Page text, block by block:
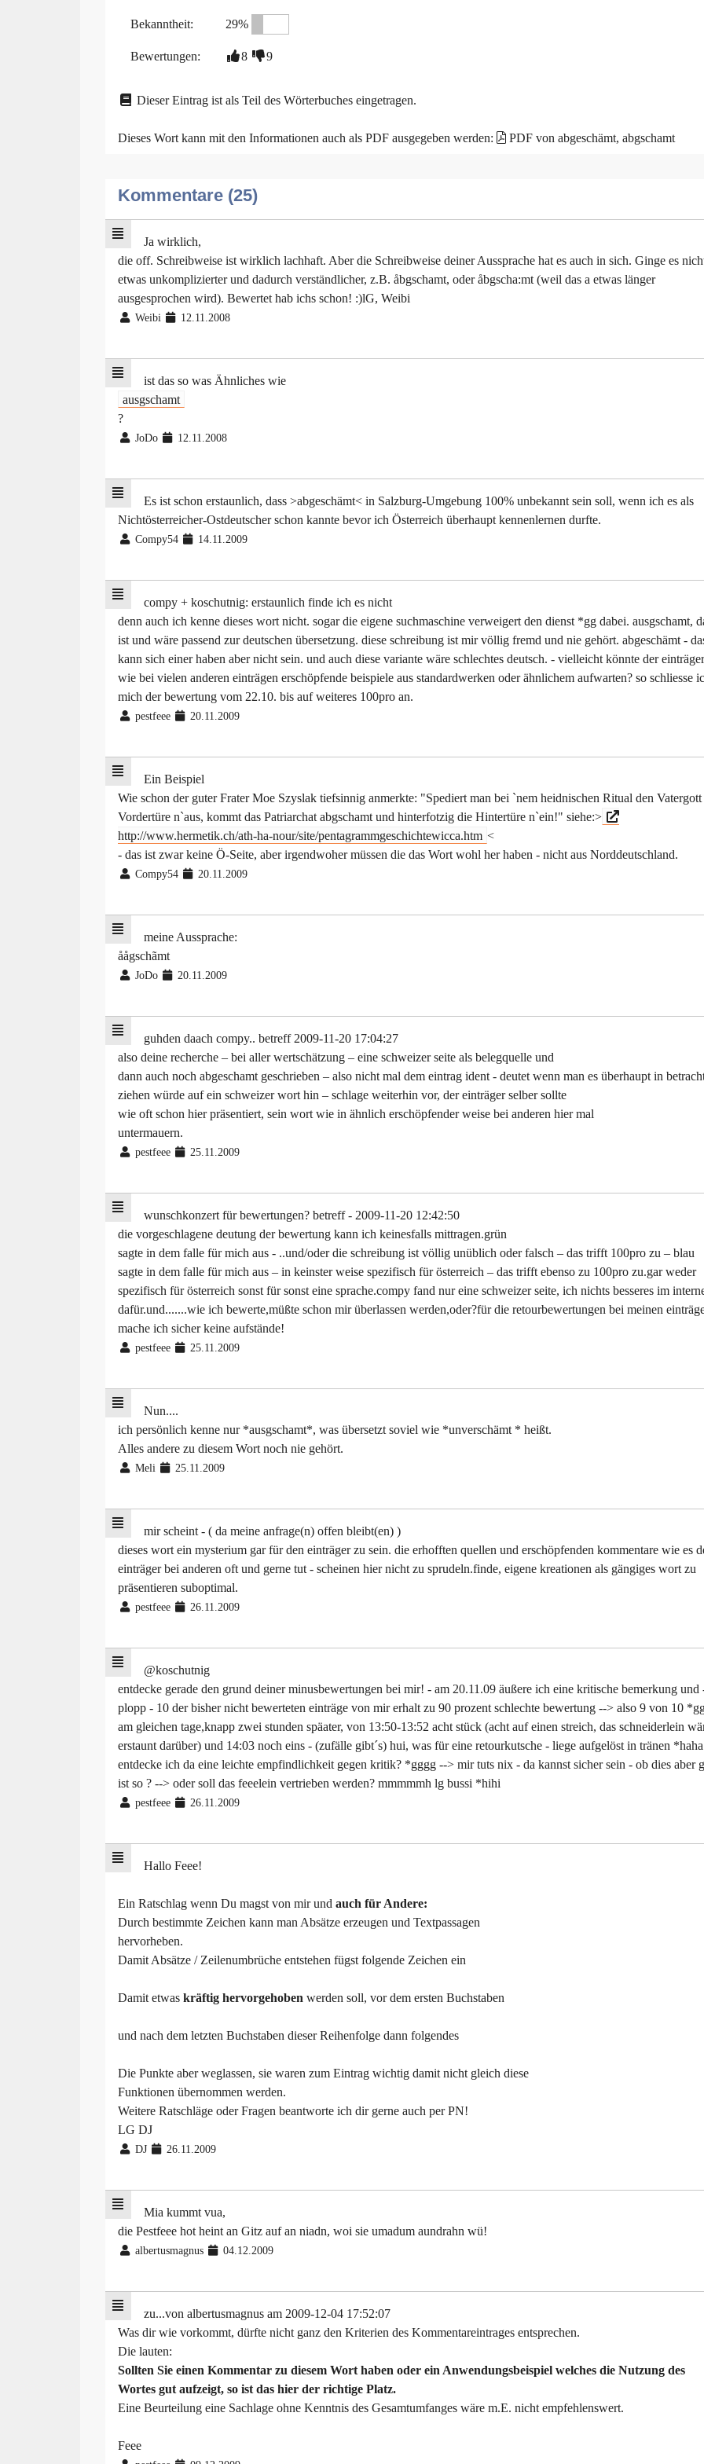
Bekanntheit: 29%
Bewertungen: 8 9
Dieser Eintrag ist als Teil des Wörterbuches eingetragen.
Dieses Wort kann mit den Informationen auch als PDF ausgegeben werden: PDF von abgeschämt, abgschamt
Kommentare (25)
Ja wirklich,
die off. Schreibweise ist wirklich lachhaft. Aber die Schreibweise deiner Aussprache hat es auch in sich. Ginge es
etwas unkomplizierter und dadurch verständlicher, z.B. åbgschamt, oder åbgscha:mt (weil das a etwas länger
ausgesprochen wird). Bewertet hab ichs schon! :)lG, Weibi
Weibi 12.11.2008
ist das so was Ähnliches wie
ausgschamt
?
JoDo 12.11.2008
Es ist schon erstaunlich, dass >abgeschämt< in Salzburg-Umgebung 100% unbekannt sein soll, wenn ich es als
Nichtösterreicher-Ostdeutscher schon kannte bevor ich Österreich überhaupt kennenlernen durfte.
Compy54 14.11.2009
compy + koschutnig: erstaunlich finde ich es nicht
denn auch ich kenne dieses wort nicht. sogar die eigene suchmaschine verweigert den dienst *gg dabei. ausgschamt,
ist und wäre passend zur deutschen übersetzung. diese schreibung ist mir völlig fremd und nie gehört. abgeschämt -
kann sich einer haben aber nicht sein. und auch diese variante wäre schlechtes deutsch. - vielleicht könnte der einträger
wie bei vielen anderen einträgen erschöpfende beispiele aus standardwerken oder ähnlichem aufwarten? so schliesse
mich der bewertung vom 22.10. bis auf weiteres 100pro an.
pestfeee 20.11.2009
Ein Beispiel
Wie schon der guter Frater Moe Szyslak tiefsinnig anmerkte: "Spediert man bei `nem heidnischen Ritual den
Vordertüre n`aus, kommt das Patriarchat abgschamt und hinterfotzig die Hintertüre n`ein!" siehe:>
http://www.hermetik.ch/ath-ha-nour/site/pentagrammgeschichtewicca.htm <
- das ist zwar keine Ö-Seite, aber irgendwoher müssen die das Wort wohl her haben - nicht aus Norddeutschland.
Compy54 20.11.2009
meine Aussprache:
åågschãmt
JoDo 20.11.2009
guhden daach compy.. betreff 2009-11-20 17:04:27
also deine recherche – bei aller wertschätzung – eine schweizer seite als belegquelle und
dann auch noch abgeschamt geschrieben – also nicht mal dem eintrag ident - deutet wenn man es überhaupt in
ziehen würde auf ein schweizer wort hin – schlage weiterhin vor, der einträger selber sollte
wie oft schon hier präsentiert, sein wort wie in ähnlich erschöpfender weise bei anderen hier mal
untermauern.
pestfeee 25.11.2009
wunschkonzert für bewertungen? betreff - 2009-11-20 12:42:50
die vorgeschlagene deutung der bewertung kann ich keinesfalls mittragen.grün
sagte in dem falle für mich aus - ..und/oder die schreibung ist völlig unüblich oder falsch – das trifft 100pro zu – blau
sagte in dem falle für mich aus – in keinster weise spezifisch für österreich – das trifft ebenso zu 100pro zu.gar weder
spezifisch für österreich sonst für sonst eine sprache.compy fand nur eine schweizer seite, ich nichts besseres im
dafür.und.......wie ich bewerte,müßte schon mir überlassen werden,oder?für die retourbewertungen bei meinen
mache ich sicher keine aufstände!
pestfeee 25.11.2009
Nun....
ich persönlich kenne nur *ausgschamt*, was übersetzt soviel wie *unverschämt * heißt.
Alles andere zu diesem Wort noch nie gehört.
Meli 25.11.2009
mir scheint - ( da meine anfrage(n) offen bleibt(en) )
dieses wort ein mysterium gar für den einträger zu sein. die erhofften quellen und erschöpfenden kommentare wie es
einträger bei anderen oft und gerne tut - scheinen hier nicht zu sprudeln.finde, eigene kreationen als gängiges wort zu
präsentieren suboptimal.
pestfeee 26.11.2009
@koschutnig
entdecke gerade den grund deiner minusbewertungen bei mir! - am 20.11.09 äußere ich eine kritische bemerkung und
plopp - 10 der bisher nicht bewerteten einträge von mir erhalt zu 90 prozent schlechte bewertung --> also 9 von 10
am gleichen tage,knapp zwei stunden späater, von 13:50-13:52 acht stück (acht auf einen streich, das schneiderlein
erstaunt darüber) und 14:03 noch eins - (zufälle gibt´s) hui, was für eine retourkutsche - liege aufgelöst in tränen
entdecke ich da eine leichte empfindlichkeit gegen kritik? *gggg --> mir tuts nix - da kannst sicher sein - ob dies aber
ist so ? --> oder soll das feeelein vertrieben werden? mmmmmh lg bussi *hihi
pestfeee 26.11.2009
Hallo Feee!
Ein Ratschlag wenn Du magst von mir und auch für Andere:
Durch bestimmte Zeichen kann man Absätze erzeugen und Textpassagen
hervorheben.
Damit Absätze / Zeilenumbrüche entstehen fügst folgende Zeichen ein
Damit etwas kräftig hervorgehoben werden soll, vor dem ersten Buchstaben
und nach dem letzten Buchstaben dieser Reihenfolge dann folgendes
Die Punkte aber weglassen, sie waren zum Eintrag wichtig damit nicht gleich diese
Funktionen übernommen werden.
Weitere Ratschläge oder Fragen beantworte ich dir gerne auch per PN!
LG DJ
DJ 26.11.2009
Mia kummt vua,
die Pestfeee hot heint an Gitz auf an niadn, woi sie umadum aundrahn wü!
albertusmagnus 04.12.2009
zu...von albertusmagnus am 2009-12-04 17:52:07
Was dir wie vorkommt, dürfte nicht ganz den Kriterien des Kommentareintrages entsprechen.
Die lauten:
Sollten Sie einen Kommentar zu diesem Wort haben oder ein Anwendungsbeispiel welches die Nutzung des
Wortes gut aufzeigt, so ist das hier der richtige Platz.
Eine Beurteilung eine Sachlage ohne Kenntnis des Gesamtumfanges wäre m.E. nicht empfehlenswert.
Feee